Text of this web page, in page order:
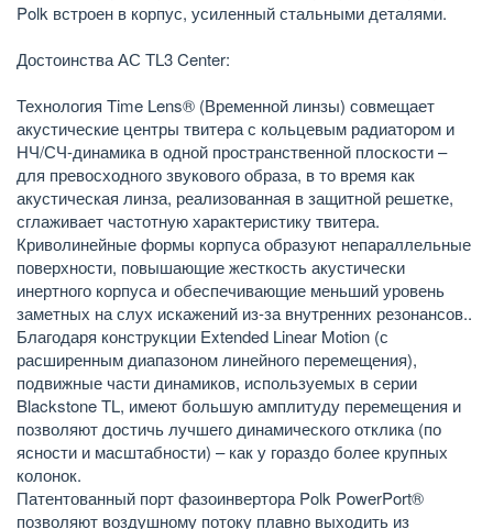
Polk встроен в корпус, усиленный стальными деталями.
Достоинства АС TL3 Center:
Технология Time Lens® (Временной линзы) совмещает
акустические центры твитера с кольцевым радиатором и
НЧ/СЧ-динамика в одной пространственной плоскости –
для превосходного звукового образа, в то время как
акустическая линза, реализованная в защитной решетке,
сглаживает частотную характеристику твитера.
Криволинейные формы корпуса образуют непараллельные
поверхности, повышающие жесткость акустически
инертного корпуса и обеспечивающие меньший уровень
заметных на слух искажений из-за внутренних резонансов..
Благодаря конструкции Extended Linear Motion (с
расширенным диапазоном линейного перемещения),
подвижные части динамиков, используемых в серии
Blackstone TL, имеют большую амплитуду перемещения и
позволяют достичь лучшего динамического отклика (по
ясности и масштабности) – как у гораздо более крупных
колонок.
Патентованный порт фазоинвертора Polk PowerPort®
позволяют воздушному потоку плавно выходить из